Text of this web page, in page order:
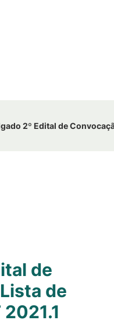
2º Edital de
de
de